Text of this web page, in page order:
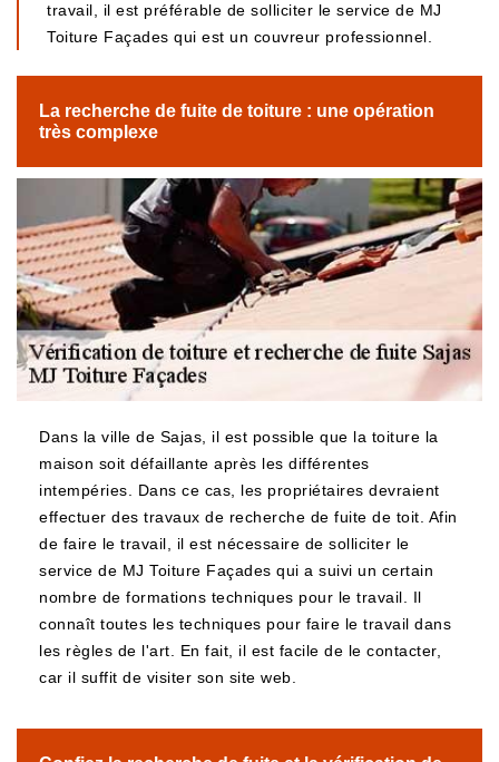
travail, il est préférable de solliciter le service de MJ
Toiture Façades qui est un couvreur professionnel.
La recherche de fuite de toiture : une opération
très complexe
Dans la ville de Sajas, il est possible que la toiture la
maison soit défaillante après les différentes
intempéries. Dans ce cas, les propriétaires devraient
effectuer des travaux de recherche de fuite de toit. Afin
de faire le travail, il est nécessaire de solliciter le
service de MJ Toiture Façades qui a suivi un certain
nombre de formations techniques pour le travail. Il
connaît toutes les techniques pour faire le travail dans
les règles de l'art. En fait, il est facile de le contacter,
car il suffit de visiter son site web.